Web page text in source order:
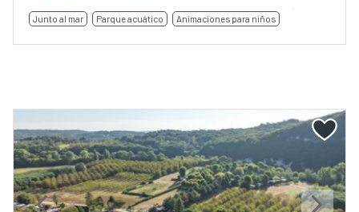
Junto al mar Parque acuático Animaciones para niños